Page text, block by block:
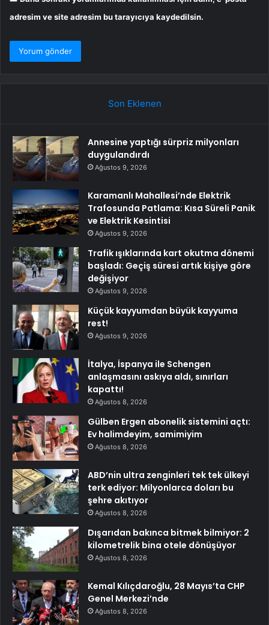
adresim ve site adresim bu tarayıcıya kaydedilsin.
Son Eklenen
Annesine yaptığı sürpriz milyonları
duygulandırdı
Ağustos 9, 2026
Karamanlı Mahallesi’nde Elektrik
Trafosunda Patlama: Kısa Süreli Panik
ve Elektrik Kesintisi
Ağustos 9, 2026
Trafik ışıklarında kart okutma dönemi
başladı: Geçiş süresi artık kişiye göre
değişiyor
Ağustos 9, 2026
Küçük kayyumdan büyük kayyuma
rest!
Ağustos 9, 2026
İtalya, İspanya ile Schengen
anlaşmasını askıya aldı, sınırları
kapattı!
Ağustos 8, 2026
Gülben Ergen abonelik sistemini açtı:
Ev halimdeyim, samimiyim
Ağustos 8, 2026
ABD’nin ultra zenginleri tek tek ülkeyi
terk ediyor: Milyonlarca doları bu
şehre akıtıyor
Ağustos 8, 2026
Dışarıdan bakınca bitmek bilmiyor: 2
kilometrelik bina otele dönüşüyor
Ağustos 8, 2026
Kemal Kılıçdaroğlu, 28 Mayıs’ta CHP
Genel Merkezi’nde
Ağustos 8, 2026